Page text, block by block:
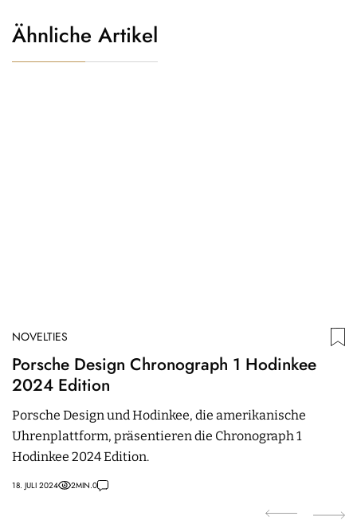
Ähnliche Artikel
NOVELTIES
Porsche Design Chronograph 1 Hodinkee
2024 Edition
Porsche Design und Hodinkee, die amerikanische
Uhrenplattform, präsentieren die Chronograph 1
Hodinkee 2024 Edition.
18. JULI 2024 2MIN.0